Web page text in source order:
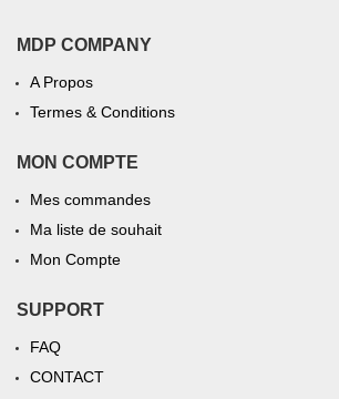
MDP COMPANY
A Propos
Termes & Conditions
MON COMPTE
Mes commandes
Ma liste de souhait
Mon Compte
SUPPORT
FAQ
CONTACT